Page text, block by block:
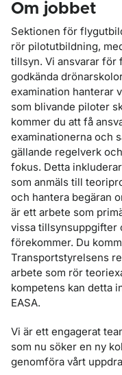
Om jobbet
Sektionen för
rör pilotutbildning,
tillsyn. Vi ansvarar för
godkända
examination hanterar
som blivande piloter
kommer du att få
examinationerna och
gällande regelverk
fokus. Detta
som anmäls till
och hantera begäran
är ett arbete som
vissa tillsynsuppgifter
förekommer. Du
Transportstyrelsens
arbete som rör
kompetens kan detta
EASA.
Vi är ett engagerat
som nu söker en ny
genomföra vårt